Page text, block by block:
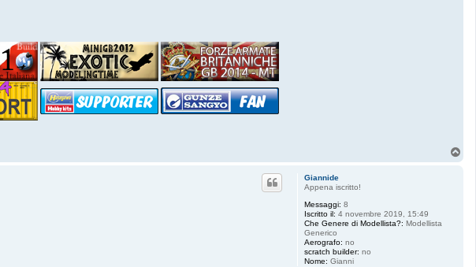
Giannide
Appena iscritto!
Messaggi: 8
Iscritto il: 4 novembre 2019, 15:49
Che Genere di Modellista?: Modellista
Generico
Aerografo: no
scratch builder: no
Nome: Gianni